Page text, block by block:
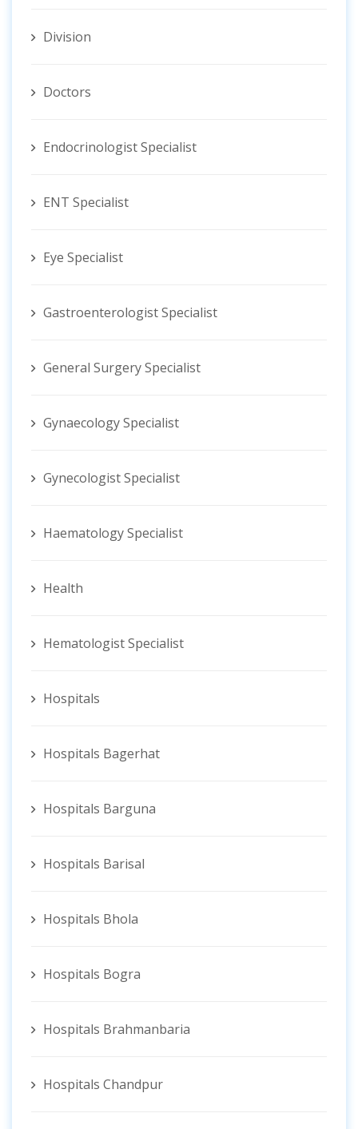
Division
Doctors
Endocrinologist Specialist
ENT Specialist
Eye Specialist
Gastroenterologist Specialist
General Surgery Specialist
Gynaecology Specialist
Gynecologist ‍Specialist
Haematology Specialist
Health
Hematologist ‍Specialist
Hospitals
Hospitals Bagerhat
Hospitals Barguna
Hospitals Barisal
Hospitals Bhola
Hospitals Bogra
Hospitals Brahmanbaria
Hospitals Chandpur